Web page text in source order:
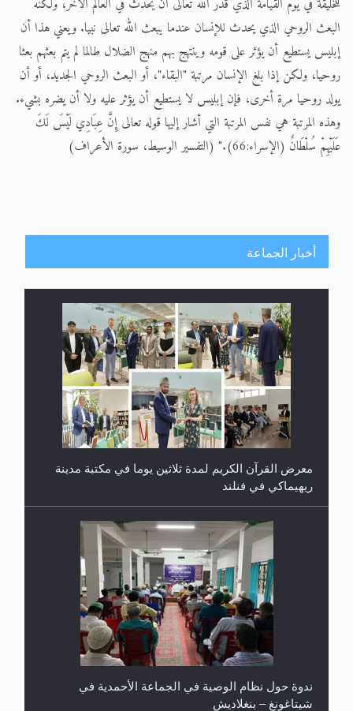
للخليقة في يوم القيامة الذي قدّر الله تعالى أن يحدث في العالم الآخر، ولكنه
البعث الروحي الذي يحدث للإنسان عندما يبعث الله تعالى نبيا. ويعني هذا أن
إبليس يستطيع أن يؤثر على قومه وينتهج بهم منهج الضلال طالما لم يتم بعثهم بعثا
روحيا، ولكن إذا بلغ الإنسان مرتبة "البقاء"، أو البعث الروحي الجديد، أو أن
يولد روحيا مرة أخرى، فإن إبليس لا يستطيع أن يؤثر عليه ولا أن يضره بشيء.
وهذه المرتبة هي نفس المرتبة التي أشار إليها قوله تعالى إِنَّ عِبَادِي لَيْسَ لَكَ
عَلَيْهِمْ سُلْطَانٌ (الإسراء:66)." (التفسير الوسيط، سورة الأعراف)
أخبار الجماعة
معرض القرآن الكريم لمدة ثلاثين يوما في مكتبة مدينة
ريهيماكي في فنلند
ندوة حول نظام الوصية في الجماعة الأحمدية في
شيتاغونغ – بنغلاديش